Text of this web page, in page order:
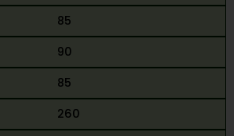
85
90
85
260